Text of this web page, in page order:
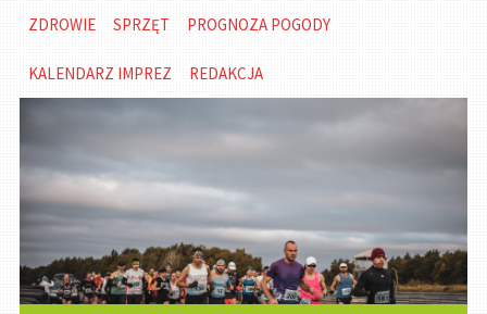
ZDROWIE SPRZĘT PROGNOZA POGODY
KALENDARZ IMPREZ REDAKCJA